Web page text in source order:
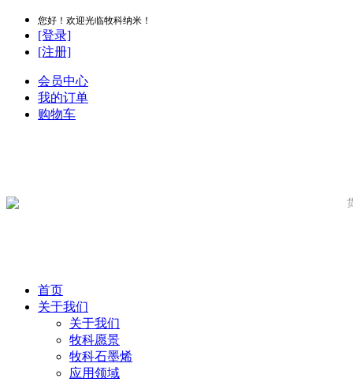
您好！欢迎光临牧科纳米！
[登录]
[注册]
会员中心
我的订单
购物车
首页
关于我们
关于我们
牧科愿景
牧科石墨烯
应用领域